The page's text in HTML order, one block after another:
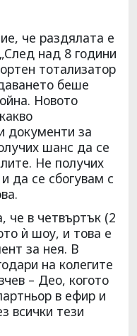
че раздялата е
над 8 години
тотализатор
беше
Новото
документи за
шанс да се
Не получих
да се сбогувам с
че в четвъртък (2
ѝ шоу, и това е
за нея. В
на колегите
– Део, когото
в ефир и
всички тези